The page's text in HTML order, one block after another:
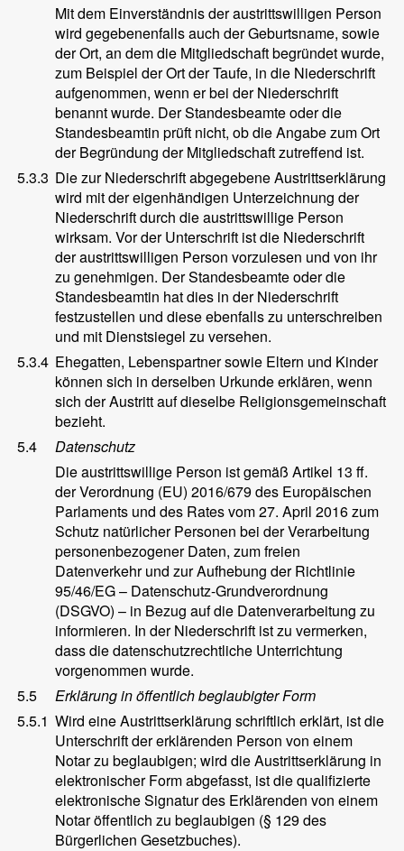
Mit dem Einverständnis der austrittswilligen Person
wird gegebenenfalls auch der Geburtsname, sowie
der Ort, an dem die Mitgliedschaft begründet wurde,
zum Beispiel der Ort der Taufe, in die Niederschrift
aufgenommen, wenn er bei der Niederschrift
benannt wurde. Der Standesbeamte oder die
Standesbeamtin prüft nicht, ob die Angabe zum Ort
der Begründung der Mitgliedschaft zutreffend ist.
5.3.3 Die zur Niederschrift abgegebene Austrittserklärung
wird mit der eigenhändigen Unterzeichnung der
Niederschrift durch die austrittswillige Person
wirksam. Vor der Unterschrift ist die Niederschrift
der austrittswilligen Person vorzulesen und von ihr
zu genehmigen. Der Standesbeamte oder die
Standesbeamtin hat dies in der Niederschrift
festzustellen und diese ebenfalls zu unterschreiben
und mit Dienstsiegel zu versehen.
5.3.4 Ehegatten, Lebenspartner sowie Eltern und Kinder
können sich in derselben Urkunde erklären, wenn
sich der Austritt auf dieselbe Religionsgemeinschaft
bezieht.
5.4
Datenschutz
Die austrittswillige Person ist gemäß Artikel 13 ff.
der Verordnung (EU) 2016/679 des Europäischen
Parlaments und des Rates vom 27. April 2016 zum
Schutz natürlicher Personen bei der Verarbeitung
personenbezogener Daten, zum freien
Datenverkehr und zur Aufhebung der Richtlinie
95/46/EG – Datenschutz-Grundverordnung
(DSGVO) – in Bezug auf die Datenverarbeitung zu
informieren. In der Niederschrift ist zu vermerken,
dass die datenschutzrechtliche Unterrichtung
vorgenommen wurde.
5.5
Erklärung in öffentlich beglaubigter Form
5.5.1 Wird eine Austrittserklärung schriftlich erklärt, ist die
Unterschrift der erklärenden Person von einem
Notar zu beglaubigen; wird die Austrittserklärung in
elektronischer Form abgefasst, ist die qualifizierte
elektronische Signatur des Erklärenden von einem
Notar öffentlich zu beglaubigen (§ 129 des
Bürgerlichen Gesetzbuches).